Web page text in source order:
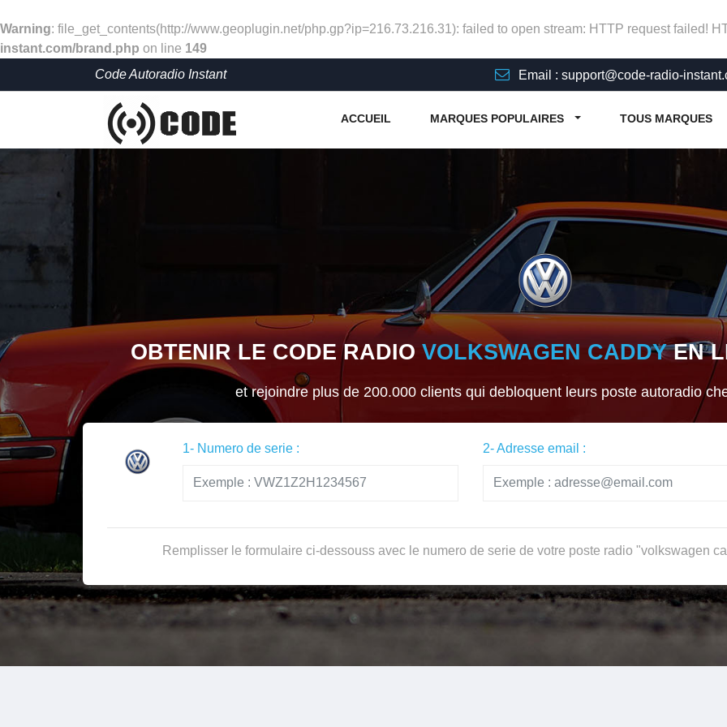
Warning: file_get_contents(http://www.geoplugin.net/php.gp?ip=216.73.216.31): failed to open stream: HTTP request failed!
instant.com/brand.php on line 149
Code Autoradio Instant
Email : support@code-radio-
ACCUEIL MARQUES POPULAIRES TOUS MARQUES
OBTENIR LE CODE RADIO VOLKSWAGEN CADDYEN
et rejoindre plus de 200.000 clients qui debloquent leurs poste autoradio
1- Numero de serie : 2- Adresse email :
Remplisser le formulaire ci-dessouss avec le numero de serie de votre poste radio "volkswagen